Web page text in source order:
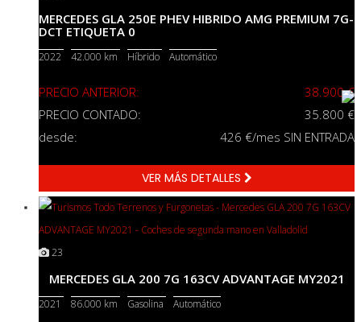
MERCEDES GLA 250E PHEV HIBRIDO AMG PREMIUM 7G-
DCT ETIQUETA 0
2022 42.000 km Híbrido Automático
PRECIO ANTERIOR:
38.900 €
PRECIO CONTADO:
35.800 €
desde:
426 €/mes SIN ENTRADA
VER MÁS DETALLES
23
MERCEDES GLA 200 7G 163CV ADVANTAGE MY2021
2021 86.000 km Gasolina Automático